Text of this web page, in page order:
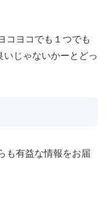
コヨコでも１つでも
いじゃないかーとどっ
も有益な情報をお届